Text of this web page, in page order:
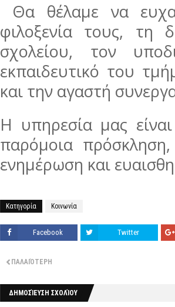
Θα θέλαμε να
φιλοξενία τους, τη
σχολείου, τον
εκπαιδευτικό του
και την αγαστή
Η υπηρεσία μας
παρόμοια
ενημέρωση και
Κατηγορία Κοινωνία
Facebook Twitter
ΠΑΛΑΙΌΤΕΡΗ
ΔΗΜΟΣΊΕΥΣΗ ΣΧΟΛΊΟΥ